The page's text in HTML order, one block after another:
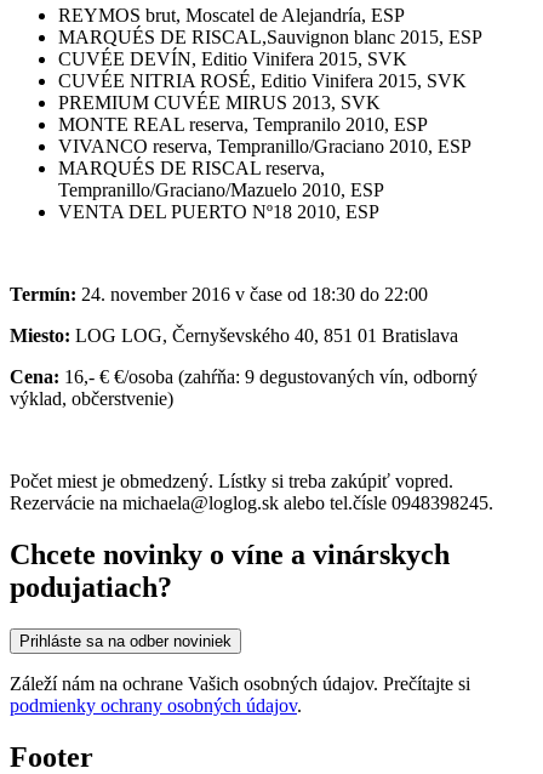
REYMOS brut, Moscatel de Alejandría, ESP
MARQUÉS DE RISCAL,Sauvignon blanc 2015, ESP
CUVÉE DEVÍN, Editio Vinifera 2015, SVK
CUVÉE NITRIA ROSÉ, Editio Vinifera 2015, SVK
PREMIUM CUVÉE MIRUS 2013, SVK
MONTE REAL reserva, Tempranilo 2010, ESP
VIVANCO reserva, Tempranillo/Graciano 2010, ESP
MARQUÉS DE RISCAL reserva,
Tempranillo/Graciano/Mazuelo 2010, ESP
VENTA DEL PUERTO Nº18 2010, ESP
Termín: 24. november 2016 v čase od 18:30 do 22:00
Miesto: LOG LOG, Černyševského 40, 851 01 Bratislava
Cena: 16,- € €/osoba (zahŕňa: 9 degustovaných vín, odborný
výklad, občerstvenie)
Počet miest je obmedzený. Lístky si treba zakúpiť vopred.
Rezervácie na michaela@loglog.sk alebo tel.čísle 0948398245.
Chcete novinky o víne a vinárskych
podujatiach?
Prihláste sa na odber noviniek
Záleží nám na ochrane Vašich osobných údajov. Prečítajte si
podmienky ochrany osobných údajov.
Footer